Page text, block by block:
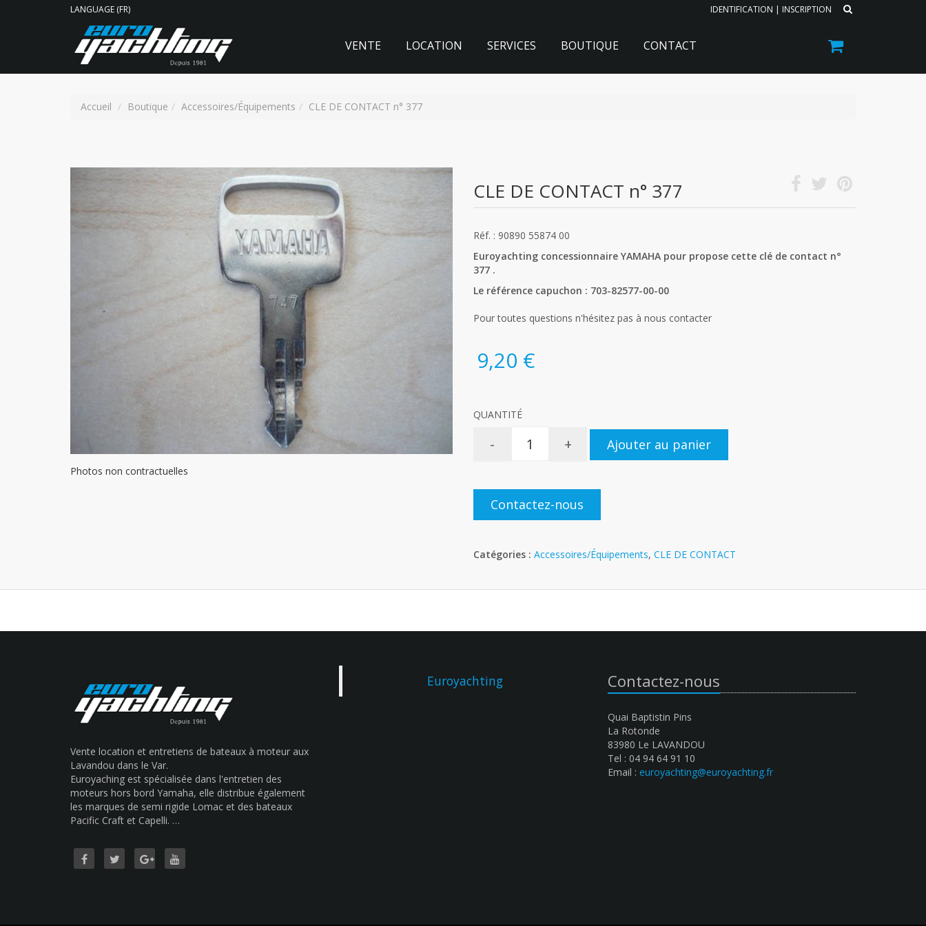
LANGUAGE (FR) IDENTIFICATION | INSCRIPTION
VENTE LOCATION SERVICES BOUTIQUE CONTACT
Accueil Boutique Accessoires/Équipements CLE DE CONTACT n° 377
Photos non contractuelles
CLE DE CONTACT n° 377
Réf. : 90890 55874 00
Euroyachting concessionnaire YAMAHA pour propose cette clé de contact n°
377 .
Le référence capuchon : 703-82577-00-00
Pour toutes questions n'hésitez pas à nous contacter
9,20 €
QUANTITÉ
- + Ajouter au panier
Contactez-nous
Catégories : Accessoires/Équipements, CLE DE CONTACT
Vente location et entretiens de bateaux à moteur aux
Lavandou dans le Var.
Euroyaching est spécialisée dans l'entretien des
moteurs hors bord Yamaha, elle distribue également
les marques de semi rigide Lomac et des bateaux
Pacific Craft et Capelli. …
Euroyachting Contactez-nous
Quai Baptistin Pins
La Rotonde
83980 Le LAVANDOU
Tel : 04 94 64 91 10
Email : euroyachting@euroyachting.fr